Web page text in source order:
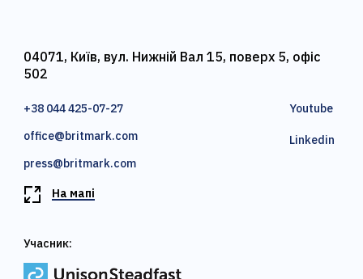
04071, Київ, вул. Нижній Вал 15, поверх 5, офіс
502
+38 044 425-07-27
office@britmark.com
press@britmark.com
Youtube
Linkedin
На мапі
Учасник: